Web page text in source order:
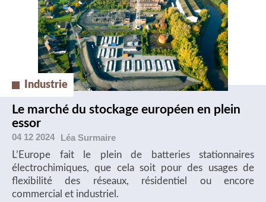
Industrie
Le marché du stockage européen en plein
essor
04 12 2024 Léa Surmaire
L’Europe fait le plein de batteries stationnaires
électrochimiques, que cela soit pour des usages de
flexibilité des réseaux, résidentiel ou encore
commercial et industriel.